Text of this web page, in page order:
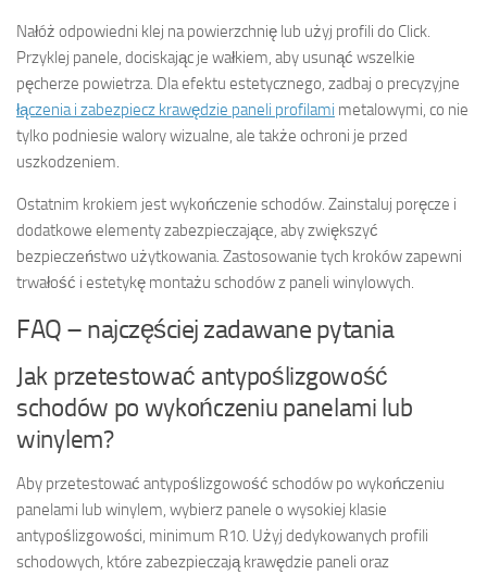
Nałóż odpowiedni klej na powierzchnię lub użyj profili do Click.
Przyklej panele, dociskając je wałkiem, aby usunąć wszelkie
pęcherze powietrza. Dla efektu estetycznego, zadbaj o precyzyjne
łączenia i zabezpiecz krawędzie paneli profilami metalowymi, co nie
tylko podniesie walory wizualne, ale także ochroni je przed
uszkodzeniem.
Ostatnim krokiem jest wykończenie schodów. Zainstaluj poręcze i
dodatkowe elementy zabezpieczające, aby zwiększyć
bezpieczeństwo użytkowania. Zastosowanie tych kroków zapewni
trwałość i estetykę montażu schodów z paneli winylowych.
FAQ – najczęściej zadawane pytania
Jak przetestować antypoślizgowość
schodów po wykończeniu panelami lub
winylem?
Aby przetestować antypoślizgowość schodów po wykończeniu
panelami lub winylem, wybierz panele o wysokiej klasie
antypoślizgowości, minimum R10. Użyj dedykowanych profili
schodowych, które zabezpieczają krawędzie paneli oraz